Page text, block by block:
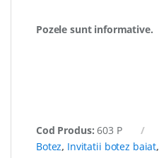
Pozele sunt informative.
Cod Produs:603 P
Botez, Invitatii botez baiat,